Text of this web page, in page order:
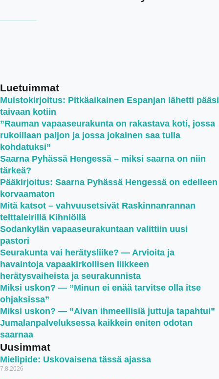
Luetuimmat
Muistokirjoitus: Pitkäaikainen Espanjan lähetti pääsi
taivaan kotiin
”Rauman vapaaseurakunta on rakastava koti, jossa
rukoillaan paljon ja jossa jokainen saa tulla
kohdatuksi”
Saarna Pyhässä Hengessä – miksi saarna on niin
tärkeä?
Pääkirjoitus: Saarna Pyhässä Hengessä on edelleen
korvaamaton
Mitä katsot – vahvuusetsivät Raskinnanrannan
telttaleirillä Kihniöllä
Sodankylän vapaaseurakuntaan valittiin uusi
pastori
Seurakunta vai herätysliike? — Arvioita ja
havaintoja vapaakirkollisen liikkeen
herätysvaiheista ja seurakunnista
Miksi uskon? — ”Minun ei enää tarvitse olla itse
ohjaksissa”
Miksi uskon? — ”Aivan ihmeellisiä juttuja tapahtui”
Jumalanpalveluksessa kaikkein eniten odotan
saarnaa
Uusimmat
Mielipide: Uskovaisena tässä ajassa
7.8.2026